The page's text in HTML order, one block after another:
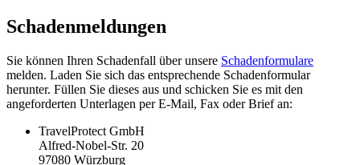
Schadenmeldungen
Sie können Ihren Schadenfall über unsere Schadenformulare
melden. Laden Sie sich das entsprechende Schadenformular
herunter. Füllen Sie dieses aus und schicken Sie es mit den
angeforderten Unterlagen per E-Mail, Fax oder Brief an:
TravelProtect GmbH
Alfred-Nobel-Str. 20
97080 Würzburg